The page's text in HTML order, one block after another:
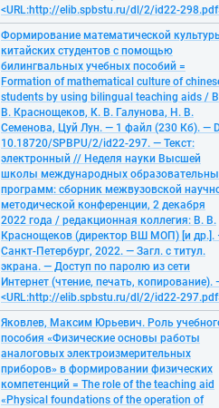
<URL:http://elib.spbstu.ru/dl/2/id22-
Формирование математической
китайских студентов с помощью
билингвальных учебных пособий =
Formation of mathematical culture of
students by using bilingual teaching aids /
В. Краснощеков, К. В. Галунова, Н. В.
Семенова, Цуй Лун. — 1 файл (230 Кб). —
10.18720/SPBPU/2/id22-297. — Текст:
электронный // Неделя науки Высшей
школы международных
программ: сборник межвузовской
методической конференции, 2 декабря
2022 года / редакционная коллегия: В. В.
Краснощеков (директор ВШ МОП) [и др.].
Санкт-Петербург, 2022. — Загл. с титул.
экрана. — Доступ по паролю из сети
Интернет (чтение, печать, копирование).
<URL:http://elib.spbstu.ru/dl/2/id22-
Яковлев, Максим Юрьевич. Роль
пособия «Физические основы работы
аналоговых электроизмерительных
приборов» в формировании физических
компетенций = The role of the teaching aid
«Physical foundations of the operation of